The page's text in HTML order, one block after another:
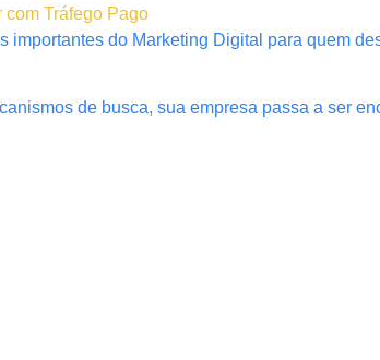
com Tráfego Pago
do Marketing Digital para quem
de busca, sua empresa passa a ser